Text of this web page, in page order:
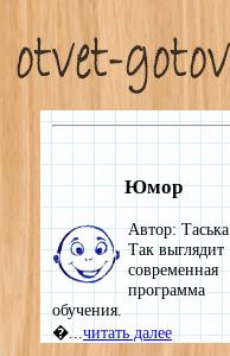
Юмор
Автор: Таська
Так выглядит
современная
программа
обучения.
�...читать далее